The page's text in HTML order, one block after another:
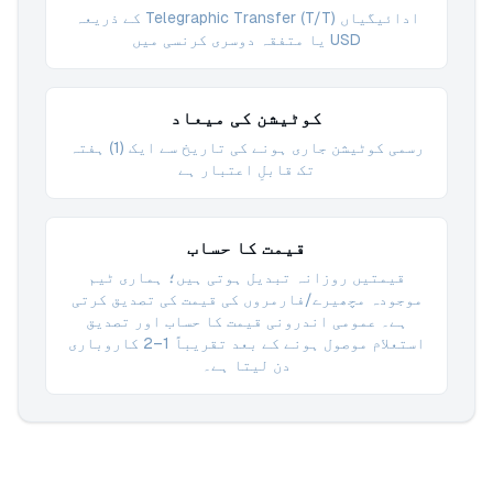
ادائیگیاں Telegraphic Transfer (T/T) کے ذریعہ
USD یا متفقہ دوسری کرنسی میں
کوٹیشن کی میعاد
رسمی کوٹیشن جاری ہونے کی تاریخ سے ایک (1) ہفتہ
تک قابلِ اعتبار ہے
قیمت کا حساب
قیمتیں روزانہ تبدیل ہوتی ہیں؛ ہماری ٹیم
موجودہ مچھیرے/فارمروں کی قیمت کی تصدیق کرتی
ہے۔ عمومی اندرونی قیمت کا حساب اور تصدیق
استعلام موصول ہونے کے بعد تقریباً 1–2 کاروباری
دن لیتا ہے۔